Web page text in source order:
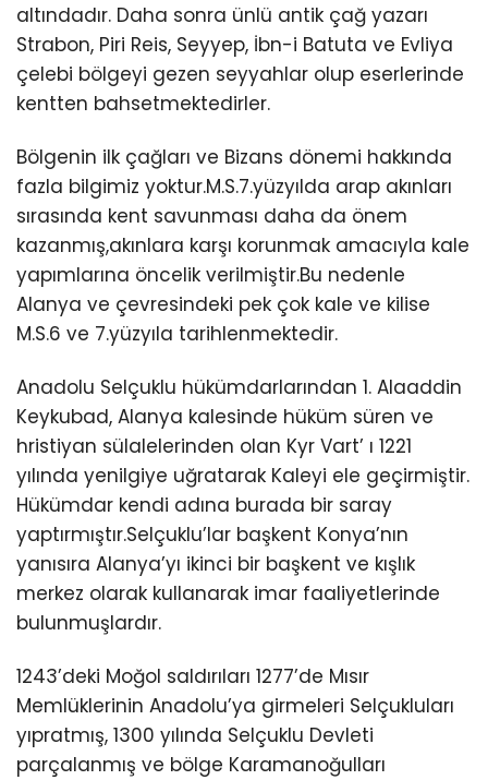
altındadır. Daha sonra ünlü antik çağ yazarı
Strabon, Piri Reis, Seyyep, İbn-i Batuta ve Evliya
çelebi bölgeyi gezen seyyahlar olup eserlerinde
kentten bahsetmektedirler.
Bölgenin ilk çağları ve Bizans dönemi hakkında
fazla bilgimiz yoktur.M.S.7.yüzyılda arap akınları
sırasında kent savunması daha da önem
kazanmış,akınlara karşı korunmak amacıyla kale
yapımlarına öncelik verilmiştir.Bu nedenle
Alanya ve çevresindeki pek çok kale ve kilise
M.S.6 ve 7.yüzyıla tarihlenmektedir.
Anadolu Selçuklu hükümdarlarından 1. Alaaddin
Keykubad, Alanya kalesinde hüküm süren ve
hristiyan sülalelerinden olan Kyr Vart’ ı 1221
yılında yenilgiye uğratarak Kaleyi ele geçirmiştir.
Hükümdar kendi adına burada bir saray
yaptırmıştır.Selçuklu’lar başkent Konya’nın
yanısıra Alanya’yı ikinci bir başkent ve kışlık
merkez olarak kullanarak imar faaliyetlerinde
bulunmuşlardır.
1243’deki Moğol saldırıları 1277’de Mısır
Memlüklerinin Anadolu’ya girmeleri Selçukluları
yıpratmış, 1300 yılında Selçuklu Devleti
parçalanmış ve bölge Karamanoğulları